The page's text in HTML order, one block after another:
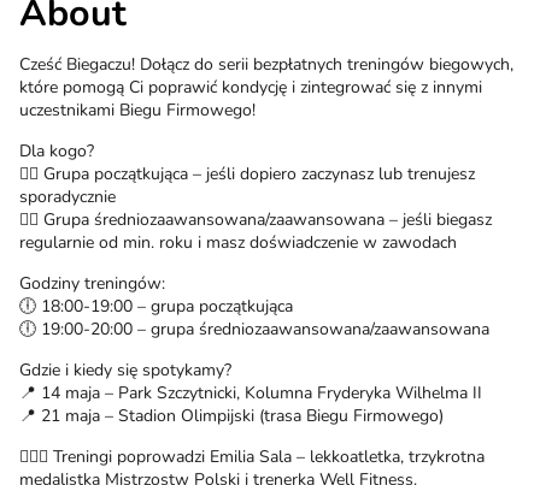
About
Cześć Biegaczu! Dołącz do serii bezpłatnych treningów biegowych,
które pomogą Ci poprawić kondycję i zintegrować się z innymi
uczestnikami Biegu Firmowego!
Dla kogo?
🏃‍♂ Grupa początkująca – jeśli dopiero zaczynasz lub trenujesz
sporadycznie
🏃‍♀ Grupa średniozaawansowana/zaawansowana – jeśli biegasz
regularnie od min. roku i masz doświadczenie w zawodach
Godziny treningów:
🕕 18:00-19:00 – grupa początkująca
🕕 19:00-20:00 – grupa średniozaawansowana/zaawansowana
Gdzie i kiedy się spotykamy?
📍 14 maja – Park Szczytnicki, Kolumna Fryderyka Wilhelma II
📍 21 maja – Stadion Olimpijski (trasa Biegu Firmowego)
🏃🏼‍♀️ Treningi poprowadzi Emilia Sala – lekkoatletka, trzykrotna
medalistka Mistrzostw Polski i trenerka Well Fitness.